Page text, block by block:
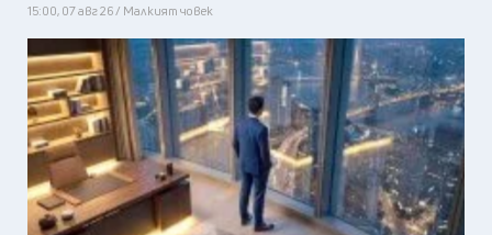
15:00, 07 авг 26 / Малкият човек